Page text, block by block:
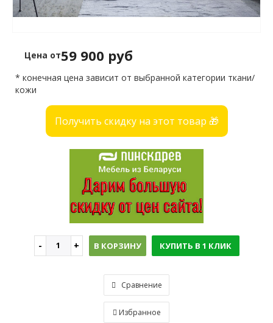
Цена от59 900 руб
* конечная цена зависит от выбранной категории ткани/
кожи
Получить скидку на этот товар 🎁
В КОРЗИНУ КУПИТЬ В 1 КЛИК
Сравнение
Избранное